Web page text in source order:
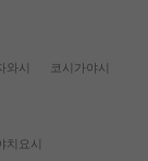
와시
코시가야시
치요시